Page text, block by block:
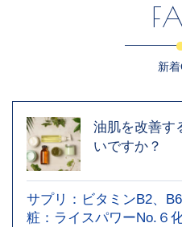
新
油肌を改善す
いですか？
サプリ：ビタミンB2、
粧：ライスパワーNo.６